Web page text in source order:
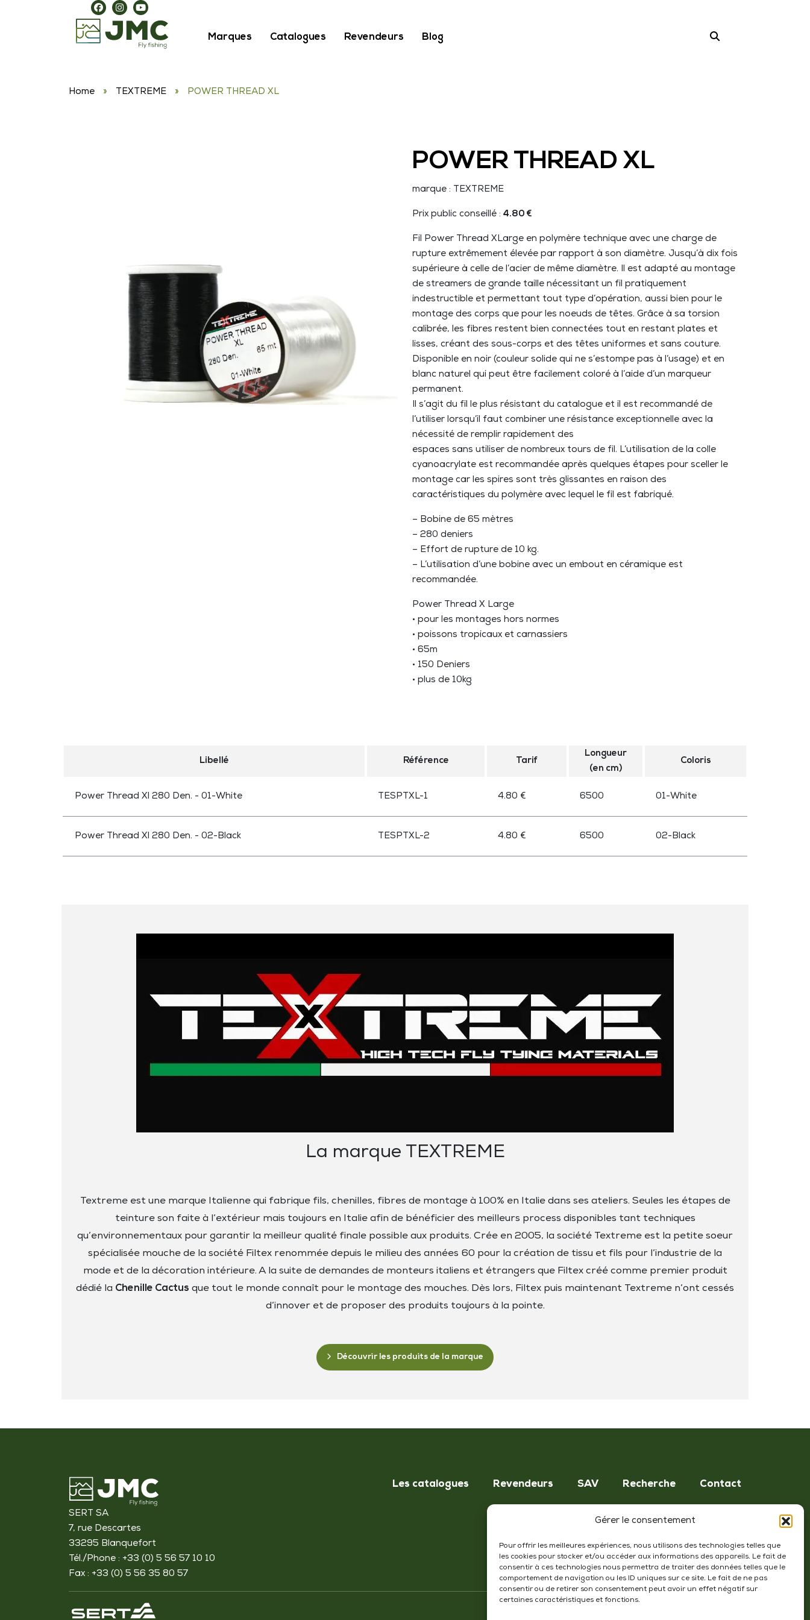
Gérer le consentement
Pour offrir les meilleures expériences, nous utilisons des technologies telles que
les cookies pour stocker et/ou accéder aux informations des appareils. Le fait de
consentir à ces technologies nous permettra de traiter des données telles que le
comportement de navigation ou les ID uniques sur ce site. Le fait de ne pas
consentir ou de retirer son consentement peut avoir un effet négatif sur
certaines caractéristiques et fonctions.
Marques Catalogues Revendeurs Blog
Home » TEXTREME » POWER THREAD XL
POWER THREAD XL
marque : TEXTREME
Prix public conseillé : 4.80 €
Fil Power Thread XLarge en polymère technique avec une charge de
rupture extrêmement élevée par rapport à son diamètre. Jusqu’à dix fois
supérieure à celle de l’acier de même diamètre. Il est adapté au montage
de streamers de grande taille nécessitant un fil pratiquement
indestructible et permettant tout type d’opération, aussi bien pour le
montage des corps que pour les noeuds de têtes. Grâce à sa torsion
calibrée, les fibres restent bien connectées tout en restant plates et
lisses, créant des sous-corps et des têtes uniformes et sans couture.
Disponible en noir (couleur solide qui ne s’estompe pas à l’usage) et en
blanc naturel qui peut être facilement coloré à l’aide d’un marqueur
permanent.
Il s’agit du fil le plus résistant du catalogue et il est recommandé de
l’utiliser lorsqu’il faut combiner une résistance exceptionnelle avec la
nécessité de remplir rapidement des
espaces sans utiliser de nombreux tours de fil. L’utilisation de la colle
cyanoacrylate est recommandée après quelques étapes pour sceller le
montage car les spires sont très glissantes en raison des
caractéristiques du polymère avec lequel le fil est fabriqué.
– Bobine de 65 mètres
– 280 deniers
– Effort de rupture de 10 kg.
– L’utilisation d’une bobine avec un embout en céramique est
recommandée.
Power Thread X Large
• pour les montages hors normes
• poissons tropicaux et carnassiers
• 65m
• 150 Deniers
• plus de 10kg
Libellé Référence Tarif
Longueur
(en cm)
Coloris
Power Thread Xl 280 Den. - 01-White TESPTXL-1 4.80 € 6500 01-White
Power Thread Xl 280 Den. - 02-Black TESPTXL-2 4.80 € 6500 02-Black
La marque TEXTREME
Textreme est une marque Italienne qui fabrique fils, chenilles, fibres de montage à 100% en Italie dans ses ateliers. Seules les étapes de
teinture son faite à l’extérieur mais toujours en Italie afin de bénéficier des meilleurs process disponibles tant techniques
qu’environnementaux pour garantir la meilleur qualité finale possible aux produits. Crée en 2005, la société Textreme est la petite soeur
spécialisée mouche de la société Filtex renommée depuis le milieu des années 60 pour la création de tissu et fils pour l’industrie de la
mode et de la décoration intérieure. A la suite de demandes de monteurs italiens et étrangers que Filtex créé comme premier produit
dédié la Chenille Cactus que tout le monde connaît pour le montage des mouches. Dès lors, Filtex puis maintenant Textreme n’ont cessés
d’innover et de proposer des produits toujours à la pointe.
Découvrir les produits de la marque
SERT SA
7, rue Descartes
33295 Blanquefort
Tél./Phone : +33 (0) 5 56 57 10 10
Fax : +33 (0) 5 56 35 80 57
Les catalogues Revendeurs SAV Recherche Contact
Suivez-nous !